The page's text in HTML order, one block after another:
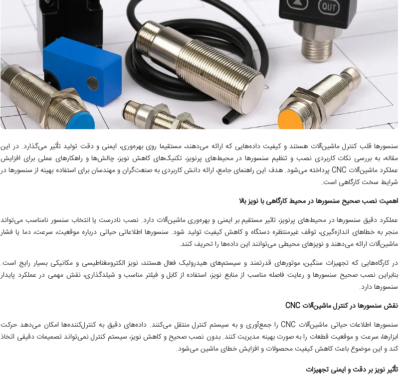
سنسورها قلب کنترل ماشین‌آلات هستند و کیفیت داده‌هایی که ارائه می‌دهند، مستقیما روی بهره‌وری، ایمنی و دقت تولید تأثیر می‌گذارد. در این
مقاله، به بررسی نکات کاربردی نصب و تنظیم سنسورها در محیط‌های پرنویز، تکنیک‌های کاهش نویز، چالش‌ها و راهکارهای عملی برای افزایش
عملکرد ماشین‌آلات CNC پرداخته می‌شود. هدف این راهنمای جامع، ارائه دانش کاربردی به صنعت‌گران و مهندسان برای استفاده بهینه از سنسورها در
شرایط سخت کارگاهی است.
اهمیت نصب صحیح سنسورها در محیط کارگاهی با نویز بالا
عملکرد دقیق سنسورها در محیط‌های پرنویز، تاثیر مستقیم بر ایمنی و بهره‌وری ماشین‌آلات دارد. نصب نادرست یا انتخاب سنسور نامناسب می‌تواند
منجر به خطاهای اندازه‌گیری، توقف غیرمنتظره دستگاه و کاهش کیفیت تولید شود. سنسورها اطلاعاتی حیاتی درباره موقعیت، سرعت، دما یا فشار
ماشین‌آلات ارائه می‌دهند و نویزهای محیطی می‌توانند این داده‌ها را تحریف کنند.
در کارگاه‌هایی که تجهیزات سنگین، موتورهای قدرتمند و سیستم‌های هیدرولیک فعال هستند، نویز الکترومغناطیسی و مکانیکی بسیار رایج است.
بنابراین نصب صحیح سنسورها و رعایت فاصله مناسب از منابع نویز، استفاده از کابل و فیلتر مناسب و شیلدگذاری، نقش مهمی در عملکرد پایدار
سنسورها دارد.
نقش سنسورها در کنترل ماشین‌آلات CNC
سنسورها اطلاعات حیاتی ماشین‌آلات CNC را جمع‌آوری و به سیستم کنترل منتقل می‌کنند. داده‌های دقیق به کنترل‌کننده‌ها امکان می‌دهد حرکت
ابزارها، سرعت و موقعیت قطعات را به صورت بهینه مدیریت کنند. بدون نصب صحیح و کاهش نویز، سیستم کنترل نمی‌تواند تصمیمات دقیقی اتخاذ
کند و این موضوع باعث کاهش کیفیت محصولات و افزایش خطای ماشین می‌شود.
تأثیر نویز بر دقت و ایمنی تجهیزات